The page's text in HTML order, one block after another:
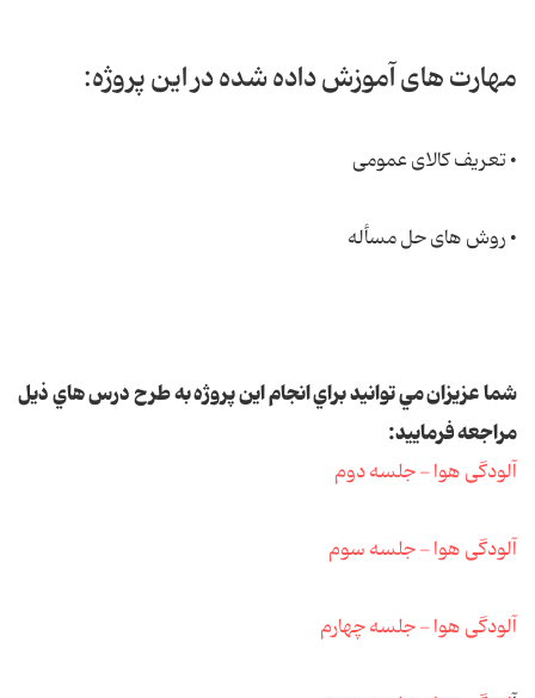
مهارت های آموزش داده شده در این پروژه:
• تعریف کالای عمومی
• روش های حل مسأله
شما عزيزان مي توانيد براي انجام اين پروژه به طرح درس هاي ذيل
مراجعه فرماييد:
آلودگی هوا - جلسه دوم
آلودگی هوا - جلسه سوم
آلودگی هوا - جلسه چهارم